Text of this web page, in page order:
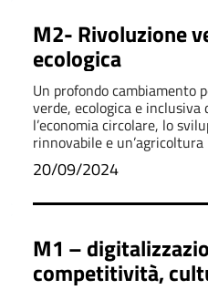
M2- Rivoluzione verde e transizione
ecologica
Un profondo cambiamento
verde, ecologica e inclusiva
l’economia circolare, lo
rinnovabile e
20/09/2024
M1 –
competitività,